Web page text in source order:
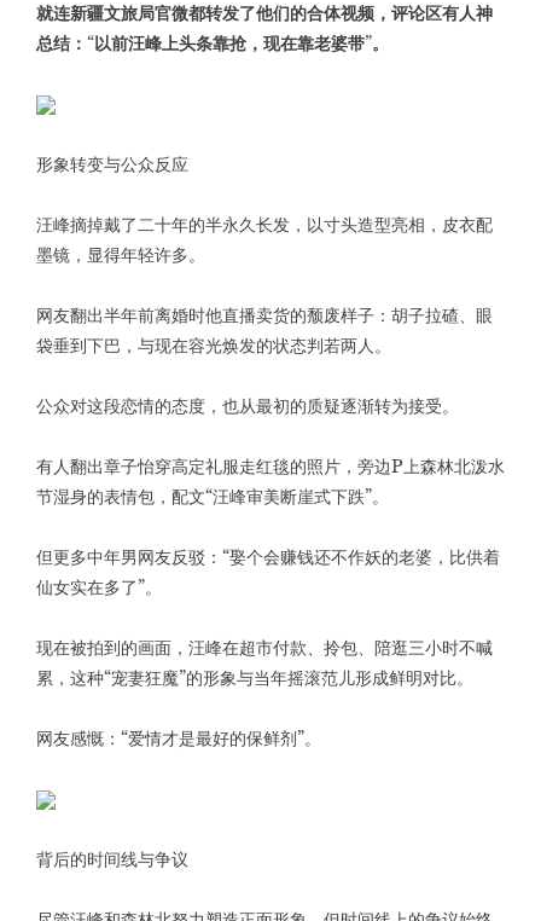
就连新疆文旅局官微都转发了他们的合体视频，评论区有人神
总结：“以前汪峰上头条靠抢，现在靠老婆带”。
形象转变与公众反应
汪峰摘掉戴了二十年的半永久长发，以寸头造型亮相，皮衣配
墨镜，显得年轻许多。
网友翻出半年前离婚时他直播卖货的颓废样子：胡子拉碴、眼
袋垂到下巴，与现在容光焕发的状态判若两人。
公众对这段恋情的态度，也从最初的质疑逐渐转为接受。
有人翻出章子怡穿高定礼服走红毯的照片，旁边P上森林北泼水
节湿身的表情包，配文“汪峰审美断崖式下跌”。
但更多中年男网友反驳：“娶个会赚钱还不作妖的老婆，比供着
仙女实在多了”。
现在被拍到的画面，汪峰在超市付款、拎包、陪逛三小时不喊
累，这种“宠妻狂魔”的形象与当年摇滚范儿形成鲜明对比。
网友感慨：“爱情才是最好的保鲜剂”。
背后的时间线与争议